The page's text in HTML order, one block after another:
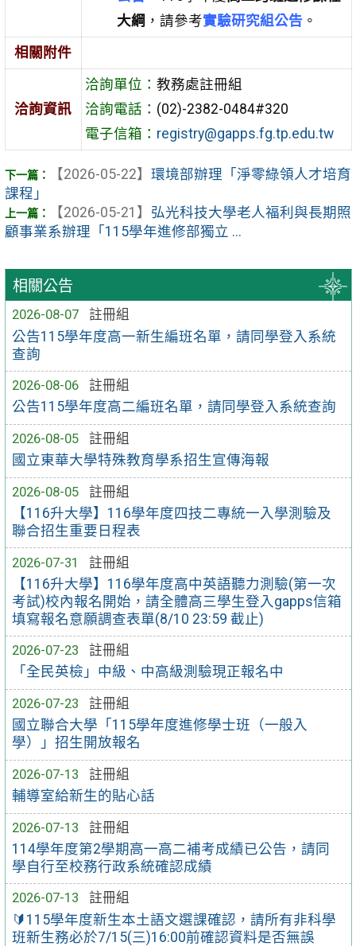
相關公告
2026-08-07
註冊組
公告115學年度高一新生編班名單，請同學登入系統
查詢
2026-08-06
註冊組
公告115學年度高二編班名單，請同學登入系統查詢
2026-08-05
註冊組
國立東華大學特殊教育學系招生宣傳海報
2026-08-05
註冊組
【116升大學】116學年度四技二專統一入學測驗及
聯合招生重要日程表
2026-07-31
註冊組
【116升大學】116學年度高中英語聽力測驗(第一次
考試)校內報名開始，請全體高三學生登入gapps信箱
填寫報名意願調查表單(8/10 23:59 截止)
2026-07-23
註冊組
「全民英檢」中級、中高級測驗現正報名中
2026-07-23
註冊組
國立聯合大學「115學年度進修學士班（一般入
學）」招生開放報名
2026-07-13
註冊組
輔導室給新生的貼心話
2026-07-13
註冊組
114學年度第2學期高一高二補考成績已公告，請同
學自行至校務行政系統確認成績
2026-07-13
註冊組
🔰115學年度新生本土語文選課確認，請所有非科學
班新生務必於7/15(三)16:00前確認資料是否無誤
大綱 ，請參考實驗研究組公告。
相關附件
洽詢資訊
洽詢單位： 教務處註冊組
洽詢電話： (02)-2382-0484#320
電子信箱： registry@gapps.fg.tp.edu.tw
【2026-05-22】 環境部辦理「淨零綠領人才培育
課程」
【2026-05-21】 弘光科技大學老人福利與長期照
顧事業系辦理「115學年進修部獨立 ...